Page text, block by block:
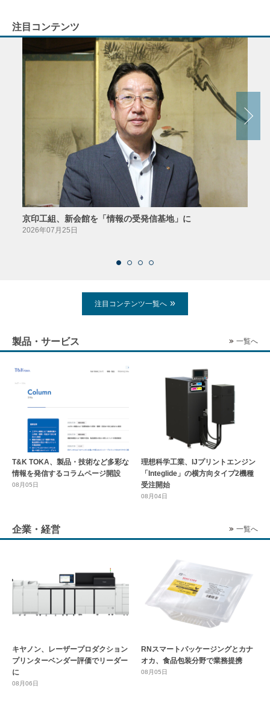
注目コンテンツ
京印工組、新会館を「情報の受発信基地」に
2026年07月25日
注目コンテンツ一覧へ
製品・サービス 一覧へ
T&K TOKA、製品・技術など多彩な
情報を発信するコラムページ開設
08月05日
理想科学工業、IJプリントエンジン
「Integlide」の横方向タイプ2機種
受注開始
08月04日
企業・経営 一覧へ
キヤノン、レーザープロダクション
プリンターベンダー評価でリーダー
に
08月06日
RNスマートパッケージングとカナ
オカ、食品包装分野で業務提携
08月05日